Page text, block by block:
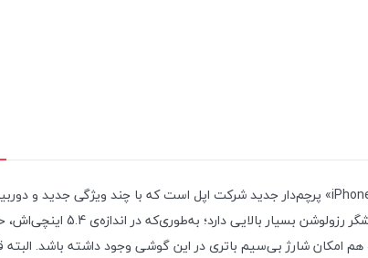
امکان شارژ بی‌‌سیم باتری در این گوشی وجود داشته باشد.